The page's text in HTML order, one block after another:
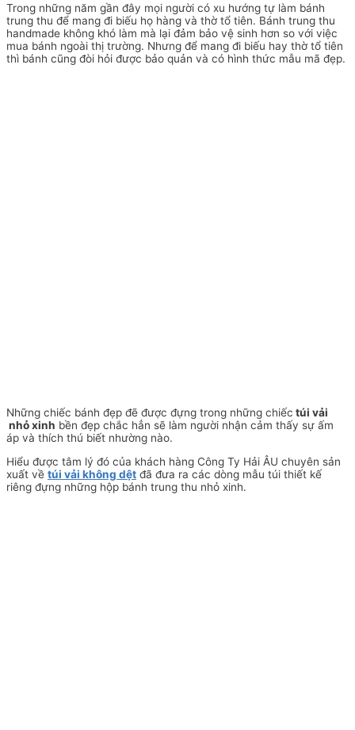
Trong những năm gần đây mọi người có xu hướng tự làm bánh
trung thu để mang đi biếu họ hàng và thờ tổ tiên. Bánh trung thu
handmade không khó làm mà lại đảm bảo vệ sinh hơn so với việc
mua bánh ngoài thị trường. Nhưng để mang đi biếu hay thờ tổ tiên
thì bánh cũng đòi hỏi được bảo quản và có hình thức mẫu mã đẹp.
Những chiếc bánh đẹp đẽ được đựng trong những chiếc túi vải
nhỏ xinh bền đẹp chắc hẳn sẽ làm người nhận cảm thấy sự ấm
áp và thích thú biết nhường nào.
Hiểu được tâm lý đó của khách hàng Công Ty Hải ÂU chuyên sản
xuất về túi vải không dệt đã đưa ra các dòng mẫu túi thiết kế
riêng đựng những hộp bánh trung thu nhỏ xinh.